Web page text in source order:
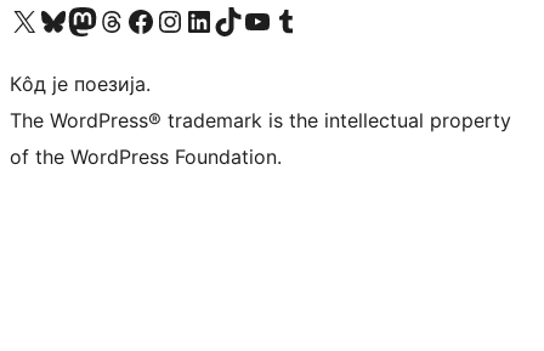
Visit our X (formerly Twitter) account
Посетите наш Bluesky налог
Visit our Mastodon account
Посетите наш налог на Threads-у Visit our Facebook page
Посетите наш Инстаграм налог
Visit our LinkedIn account
Посетите наш TikTok налог
Visit our YouTube channel
Посетите наш Tumblr налог
Кôд је поезија.
The WordPress® trademark is the intellectual property
of the WordPress Foundation.